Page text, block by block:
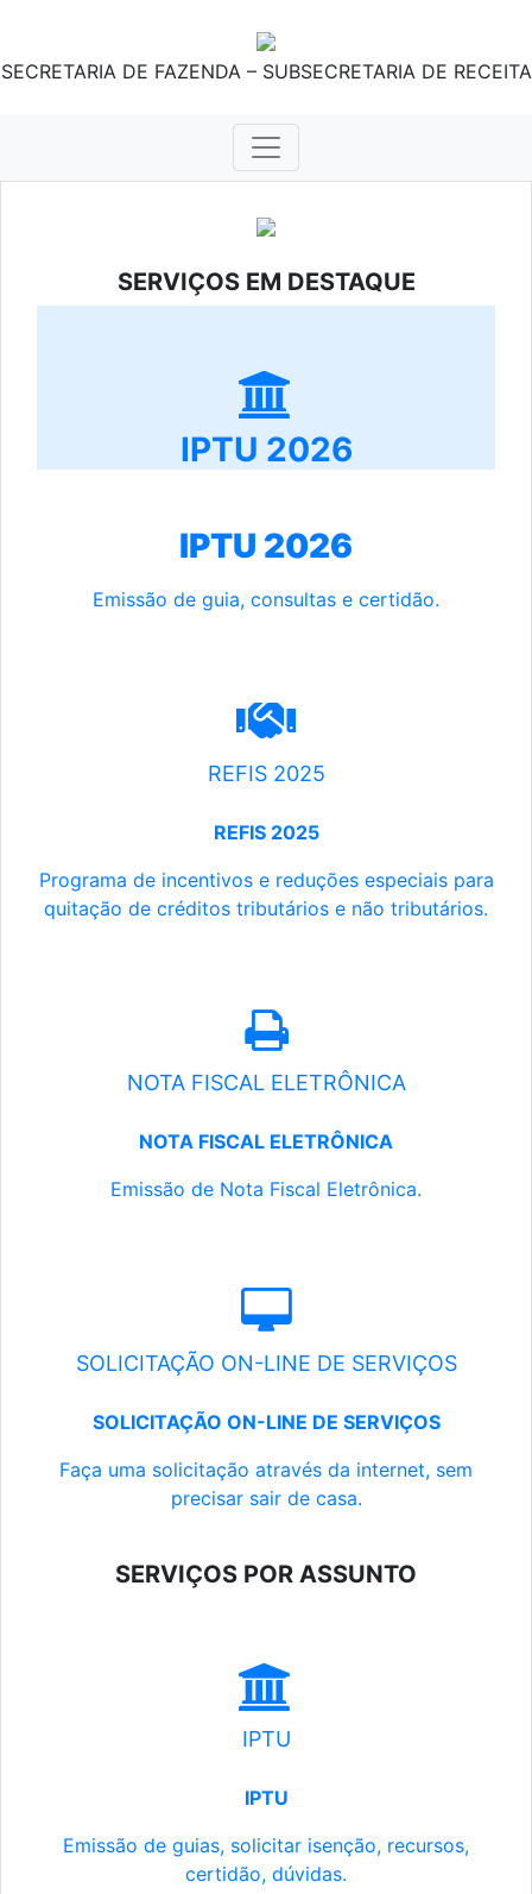
SECRETARIA DE FAZENDA – SUBSECRETARIA DE RECEITA
SERVIÇOS EM DESTAQUE
IPTU 2026
IPTU 2026
Emissão de guia, consultas e certidão.
REFIS 2025
REFIS 2025
Programa de incentivos e reduções especiais para
quitação de créditos tributários e não tributários.
NOTA FISCAL ELETRÔNICA
NOTA FISCAL ELETRÔNICA
Emissão de Nota Fiscal Eletrônica.
SOLICITAÇÃO ON-LINE DE SERVIÇOS
SOLICITAÇÃO ON-LINE DE SERVIÇOS
Faça uma solicitação através da internet, sem
precisar sair de casa.
SERVIÇOS POR ASSUNTO
IPTU
IPTU
Emissão de guias, solicitar isenção, recursos,
certidão, dúvidas.